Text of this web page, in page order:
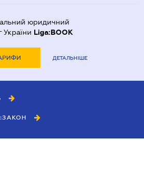
юридичний
України Liga:BOOK
ДЕТАЛЬНІШЕ